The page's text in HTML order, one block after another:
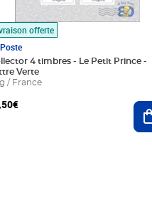
panier
offerte
4 timbres - Le Petit Prince -
Verte
/ France